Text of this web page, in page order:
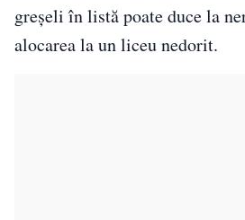
greșeli în listă poate duce la
alocarea la un liceu nedorit.